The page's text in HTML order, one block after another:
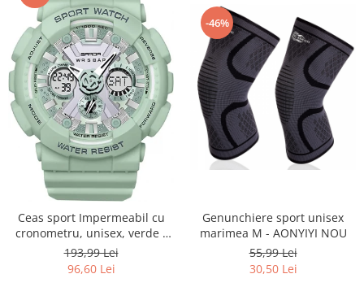
Ceas sport Impermeabil cu
cronometru, unisex, verde -
RESIGILAT
193,99 Lei
96,60 Lei
-46%
Genunchiere sport unisex
marimea M - AONYIYI NOU
55,99 Lei
30,50 Lei